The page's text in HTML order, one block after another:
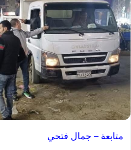
متابعة – جمال فتحي